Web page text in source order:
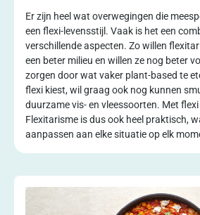
Er zijn heel wat overwegingen die
een flexi-levensstijl. Vaak is het een
verschillende aspecten. Zo willen
een beter milieu en willen ze nog beter
zorgen door wat vaker plant-based te
flexi kiest, wil graag ook nog kunnen
duurzame vis- en vleessoorten. Met
Flexitarisme is dus ook heel praktisch,
aanpassen aan elke situatie op elk